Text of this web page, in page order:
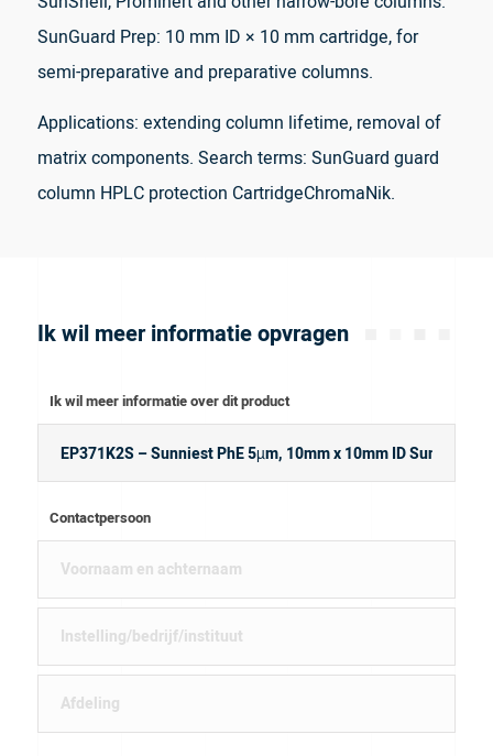
SunGuard Prep: 10 mm ID × 10 mm cartridge, for
semi-preparative and preparative columns.
Applications: extending column lifetime, removal of
matrix components. Search terms: SunGuard guard
column HPLC protection CartridgeChromaNik.
Ik wil meer informatie opvragen
Ik wil meer informatie over dit product
Contactpersoon